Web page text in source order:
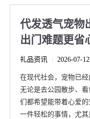
代发透气宠物
出门难题更省
礼品资讯 2026-07-12
在现代社会，宠物已经
无论是去公园散步、
们都希望能带着心爱
一件轻松的事情，尤